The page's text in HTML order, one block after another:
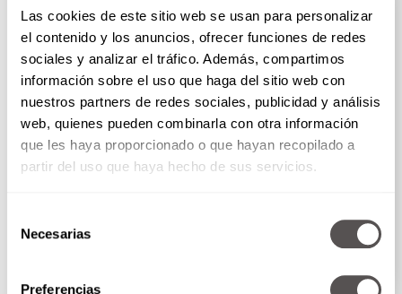
Las cookies de este sitio web se usan para personalizar
el contenido y los anuncios, ofrecer funciones de redes
sociales y analizar el tráfico. Además, compartimos
información sobre el uso que haga del sitio web con
nuestros partners de redes sociales, publicidad y análisis
web, quienes pueden combinarla con otra información
que les haya proporcionado o que hayan recopilado a
partir del uso que haya hecho de sus servicios.
Necesarias
Preferencias
Isabel Gutiérrez, experta en alimentación, les va a